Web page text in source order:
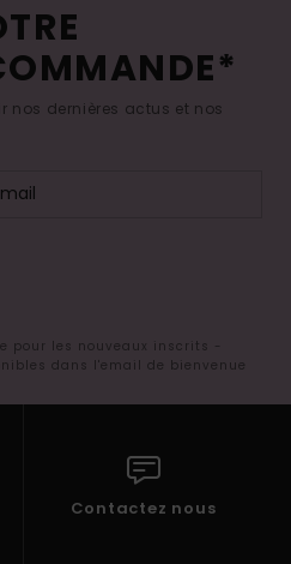
nos dernières actus et nos
pour les nouveaux inscrits -
dans l'email de bienvenue
Contactez nous